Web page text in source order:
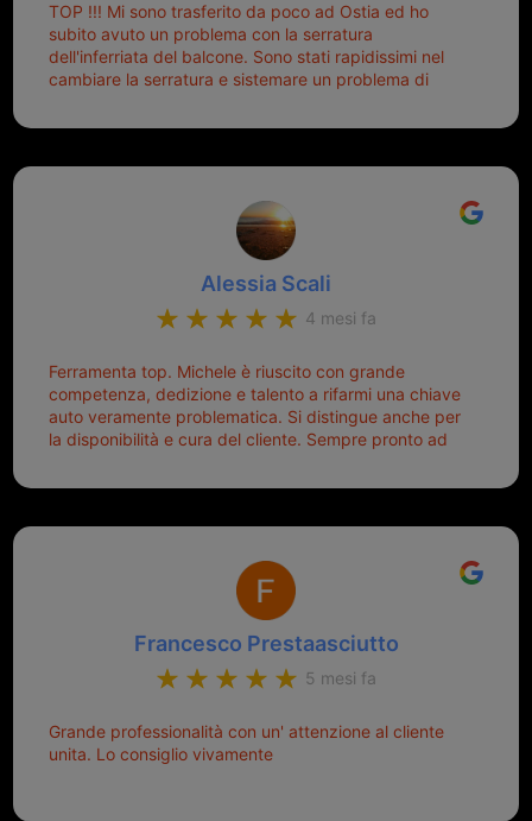
tutti i tipi. Adesso che ho la mia fiammante chiave
nuova (solo la chiave, perché la macchina è rimasta
quella di prima), ogni volta che salgo in macchina, il
mio pensiero va subito a Michele perché non dover
mette di buon umore, e ti fa cominciare bene la
lo consiglio a chiunque debba duplicare una chiave
TOP !!! Mi sono trasferito da poco ad Ostia ed ho
subito avuto un problema con la serratura
dell'inferriata del balcone. Sono stati rapidissimi nel
cambiare la serratura e sistemare un problema di
onesto evitando spese ben più esose. Competenti,
un punto di riferimento per situazioni di questo tipo
Alessia Scali
4 mesi fa
Ferramenta top. Michele è riuscito con grande
competenza, dedizione e talento a rifarmi una chiave
auto veramente problematica. Si distingue anche per
la disponibilità e cura del cliente. Sempre pronto ad
Francesco Prestaasciutto
5 mesi fa
Grande professionalità con un' attenzione al cliente
unita. Lo consiglio vivamente